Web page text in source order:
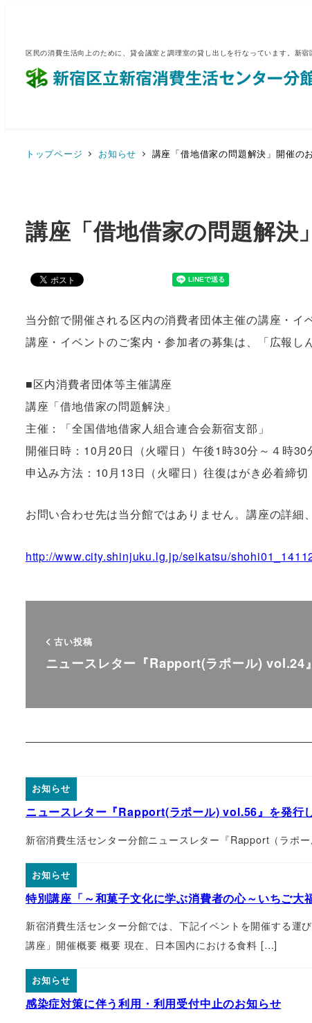
区民の消費生活向上のために、貸会議室と調理室の貸し出しを行なっています。新宿
トップページ お知らせ 講座「借地借家の問題解決」開催の
講座「借地借家の問題解決
当分館で開催される区内の消費者団体主催の講座・イ
講座・イベントのご案内・参加者の募集は、「広報し
■区内消費者団体等主催講座
講座「借地借家の問題解決」
主催：「全国借地借家人組合連合会新宿支部」
開催日時：10月20日（火曜日）午後1時30分～４時30
申込み方法：10月13日（火曜日）往復はがき必着締切
お問い合わせ先は当分館ではありません。講座の詳細
http://www.city.shinjuku.lg.jp/seikatsu/
古い投稿
ニュースレター『Rapport(ラポール)
お知らせ
ニュースレター『Rapport(ラポール) vol.56』を発行
新宿消費生活センター分館ニュースレター『Rapport（ラポ
お知らせ
特別講座「～和菓子文化に学ぶ消費者の心～いちご大
新宿消費生活センター分館では、下記イベントを開催する運
講座」開催概要 概要 現在、日本国内における食料 […]
お知らせ
感染症対策に伴う利用・利用受付中止のお知らせ